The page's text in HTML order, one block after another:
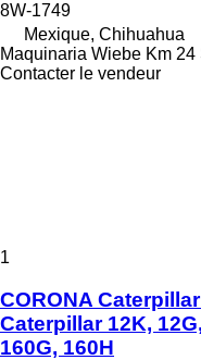
8W-1749
Mexique, Chihuahua
Maquinaria Wiebe Km 24
Contacter le vendeur
1
CORONA
Caterpillar 12K,
160G, 160H